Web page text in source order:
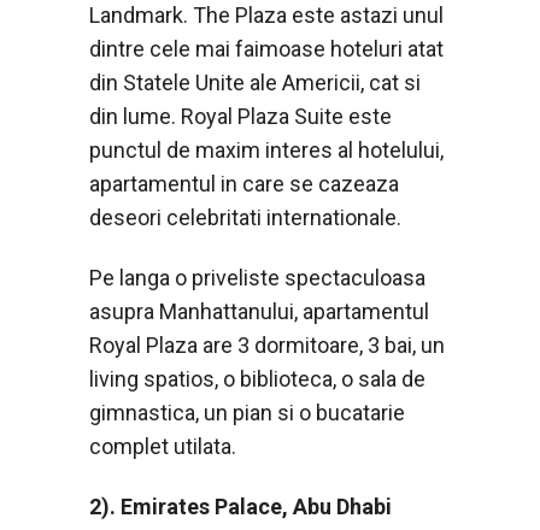
Landmark. The Plaza este astazi unul
dintre cele mai faimoase hoteluri atat
din Statele Unite ale Americii, cat si
din lume. Royal Plaza Suite este
punctul de maxim interes al hotelului,
apartamentul in care se cazeaza
deseori celebritati internationale.
Pe langa o priveliste spectaculoasa
asupra Manhattanului, apartamentul
Royal Plaza are 3 dormitoare, 3 bai, un
living spatios, o biblioteca, o sala de
gimnastica, un pian si o bucatarie
complet utilata.
2). Emirates Palace, Abu Dhabi